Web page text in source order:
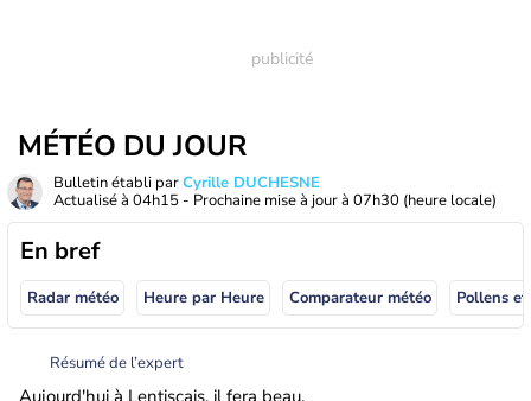
MÉTÉO DU JOUR
Bulletin établi parCyrille DUCHESNE
Actualisé à 04h15 - Prochaine mise à jour à 07h30 (heure locale)
En bref
Radar météo Heure par Heure Comparateur météo Pollens
Résumé de l’expert
Aujourd'hui à Lentiscais, il fera beau.